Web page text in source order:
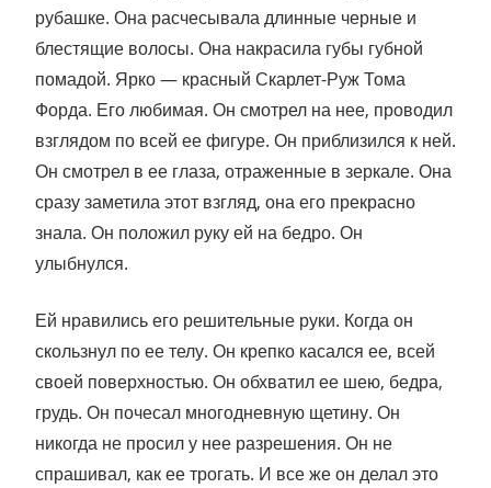
рубашке. Она расчесывала длинные черные и
блестящие волосы. Она накрасила губы губной
помадой. Ярко — красный Скарлет-Руж Тома
Форда. Его любимая. Он смотрел на нее, проводил
взглядом по всей ее фигуре. Он приблизился к ней.
Он смотрел в ее глаза, отраженные в зеркале. Она
сразу заметила этот взгляд, она его прекрасно
знала. Он положил руку ей на бедро. Он
улыбнулся.
Ей нравились его решительные руки. Когда он
скользнул по ее телу. Он крепко касался ее, всей
своей поверхностью. Он обхватил ее шею, бедра,
грудь. Он почесал многодневную щетину. Он
никогда не просил у нее разрешения. Он не
спрашивал, как ее трогать. И все же он делал это